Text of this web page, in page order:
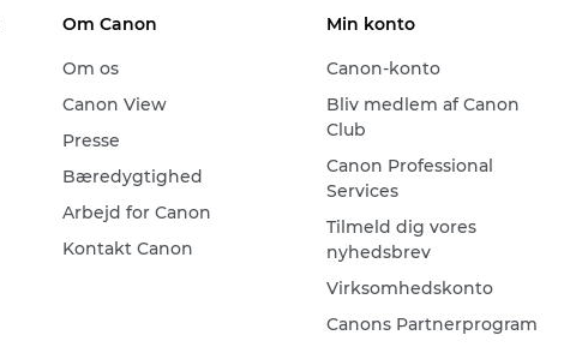
Om Canon
Om os
Canon View
Presse
Bæredygtighed
Arbejd for Canon
Kontakt Canon
Min konto
Canon-konto
Bliv medlem af Canon
Club
Canon Professional
Services
Tilmeld dig vores
nyhedsbrev
Virksomhedskonto
Canons Partnerprogram